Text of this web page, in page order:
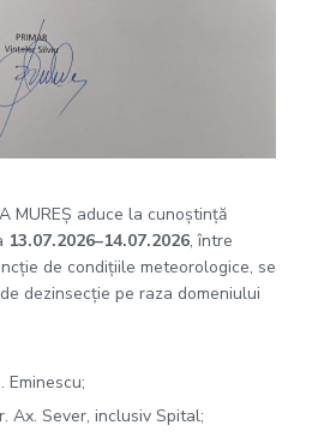
MUREȘ aduce la cunoștință
13.07.2026–14.07.2026, între
de condițiile meteorologice, se
dezinsecție pe raza domeniului
Eminescu;
Ax. Sever, inclusiv Spital;